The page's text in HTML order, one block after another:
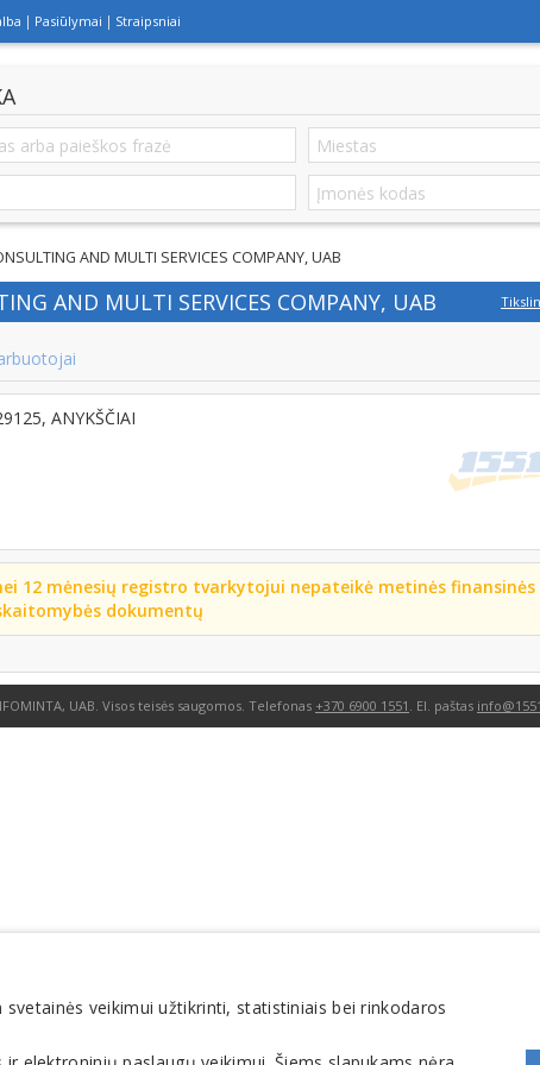
Pasiūlymai Straipsniai
AND MULTI SERVICES COMPANY, UAB
AND MULTI SERVICES COMPANY, UAB
ANYKŠČIAI
12 mėnesių registro tvarkytojui nepateikė metinės finansinės
dokumentų
UAB. Visos teisės saugomos. Telefonas +370 6900 1551 . El. paštas
veikimui užtikrinti, statistiniais bei rinkodaros